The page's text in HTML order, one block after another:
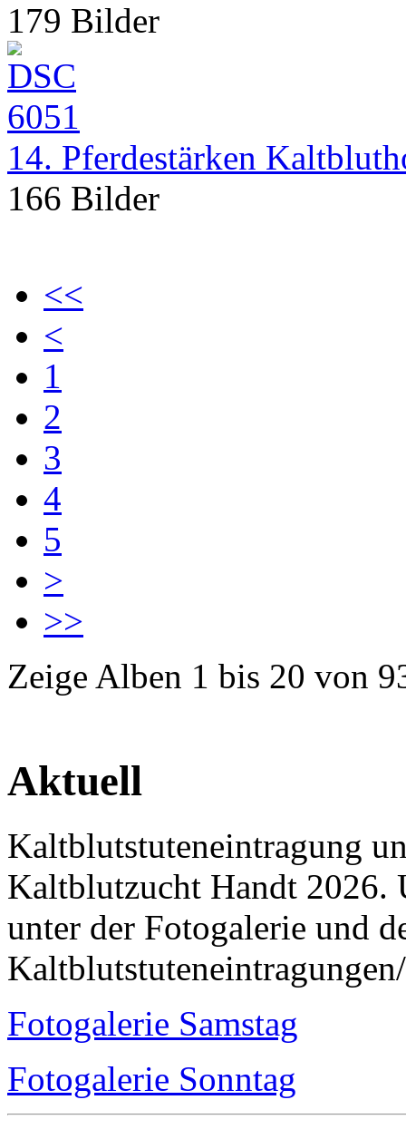
179 Bilder
14. Pferdestärken
166 Bilder
<<
<
1
2
3
4
5
>
>>
Zeige Alben 1 bis 20 von
Aktuell
Kaltblutstuteneintragung
Kaltblutzucht Handt 2026.
unter der Fotogalerie und
Fotogalerie Samstag
Fotogalerie Sonntag